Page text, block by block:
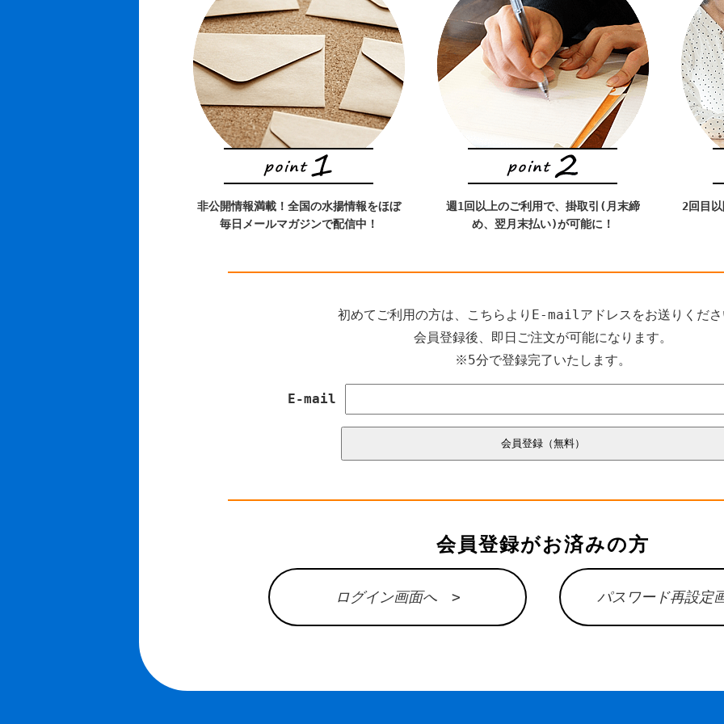
非公開情報満載！全国の水揚情報をほぼ
毎日メールマガジンで配信中！
週1回以上のご利用で、掛取引(月末締
め、翌月末払い)が可能に！
2回目
初めてご利用の方は、こちらよりE-mailアドレスをお送りくだ
会員登録後、即日ご注文が可能になります。
※5分で登録完了いたします。
E-mail
会員登録がお済みの方
ログイン画面へ > パスワード再設